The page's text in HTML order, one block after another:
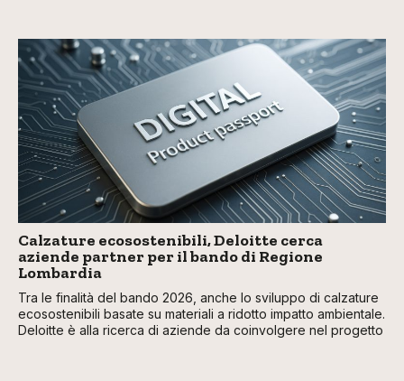
Calzature ecosostenibili, Deloitte cerca
aziende partner per il bando di Regione
Lombardia
Tra le finalità del bando 2026, anche lo sviluppo di calzature
ecosostenibili basate su materiali a ridotto impatto ambientale.
Deloitte è alla ricerca di aziende da coinvolgere nel progetto